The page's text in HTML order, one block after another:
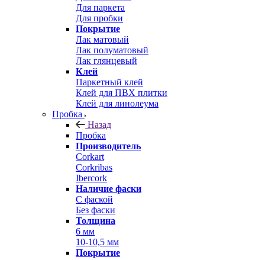
Для паркета
Для пробки
Покрытие
Лак матовый
Лак полуматовый
Лак глянцевый
Клей
Паркетный клей
Клей для ПВХ плитки
Клей для линолеума
Пробка
Назад
Пробка
Производитель
Corkart
Corkribas
Ibercork
Наличие фаски
С фаской
Без фаски
Толщина
6 мм
10-10,5 мм
Покрытие